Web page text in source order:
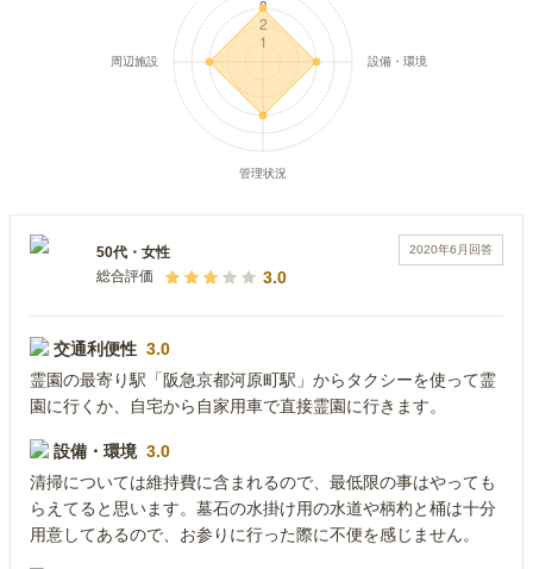
2020年6月 回答
50代 ・ 女性
総合評価
3.0
交通利便性 3.0
霊園の最寄り駅「阪急京都河原町駅」からタクシーを使って霊
園に行くか、自宅から自家用車で直接霊園に行きます。
設備・環境 3.0
清掃については維持費に含まれるので、最低限の事はやっても
らえてると思います。墓石の水掛け用の水道や柄杓と桶は十分
用意してあるので、お参りに行った際に不便を感じません。